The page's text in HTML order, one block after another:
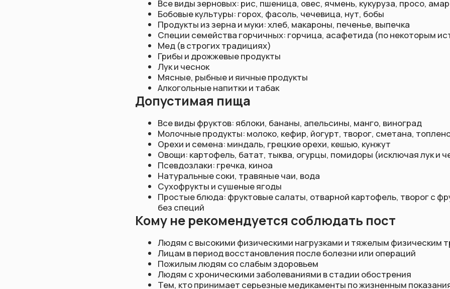
Все виды фруктов: яблоки, бананы, апельсины, манго, виноград
Молочные продукты: молоко, кефир, йогурт, творог, сметана, топленое масло
Орехи и семена: миндаль, грецкие орехи, кешью, кунжут
Овощи: картофель, батат, тыква, огурцы, помидоры (исключая лук и чеснок)
Псевдозлаки: гречка, киноа
Натуральные соки, травяные чаи, вода
Сухофрукты и сушеные ягоды
Простые блюда: фруктовые салаты, отварной картофель, творог с фруктами,
без специй
Кому не рекомендуется соблюдать пост
Людям с высокими физическими нагрузками и тяжелым физическим трудом
Лицам в период восстановления после болезни или операций
Пожилым людям со слабым здоровьем
Людям с хроническими заболеваниями в стадии обострения
Тем, кто принимает серьезные медикаменты по жизненным показаниям
Новичкам без опыта голодания (рекомендуется начинать с легких ограничений)
Кому запрещено соблюдать пост
Беременным и кормящим женщинам
Детям до 8-12 лет
Людям с сахарным диабетом 1 типа (инсулинозависимым)
Лицам с расстройствами пищевого поведения (анорексия, булимия)
Больным язвенной болезнью желудка и двенадцатиперстной кишки в острой фазе
Людям с тяжелыми заболеваниями сердца, почек, печени
Лицам с психическими расстройствами, при которых голодание противопоказано
При любых хронических состояниях необходима предварительная консультация
Альтернативы